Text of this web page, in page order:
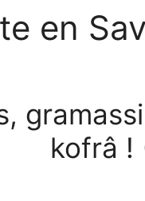
en
kofrâ !